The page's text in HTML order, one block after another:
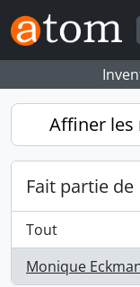
Skip to main content
Affiner les
Fait partie de
Tout
Monique
, 1 résultats